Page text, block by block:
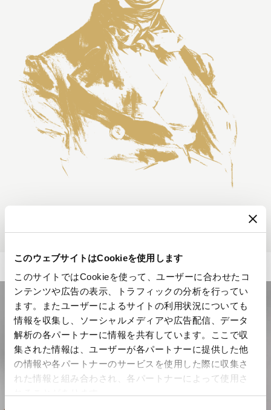
このウェブサイトはCookieを使用します
このサイトではCookieを使って、ユーザーに合わせたコ
ンテンツや広告の表示、トラフィックの分析を行ってい
ます。またユーザーによるサイトの利用状況についても
情報を収集し、ソーシャルメディアや広告配信、データ
解析の各パートナーに情報を共有しています。ここで収
集された情報は、ユーザーが各パートナーに提供した他
の情報や各パートナーのサービスを使用した際に収集さ
れた情報と組み合わされ、各パートナーによって使用さ